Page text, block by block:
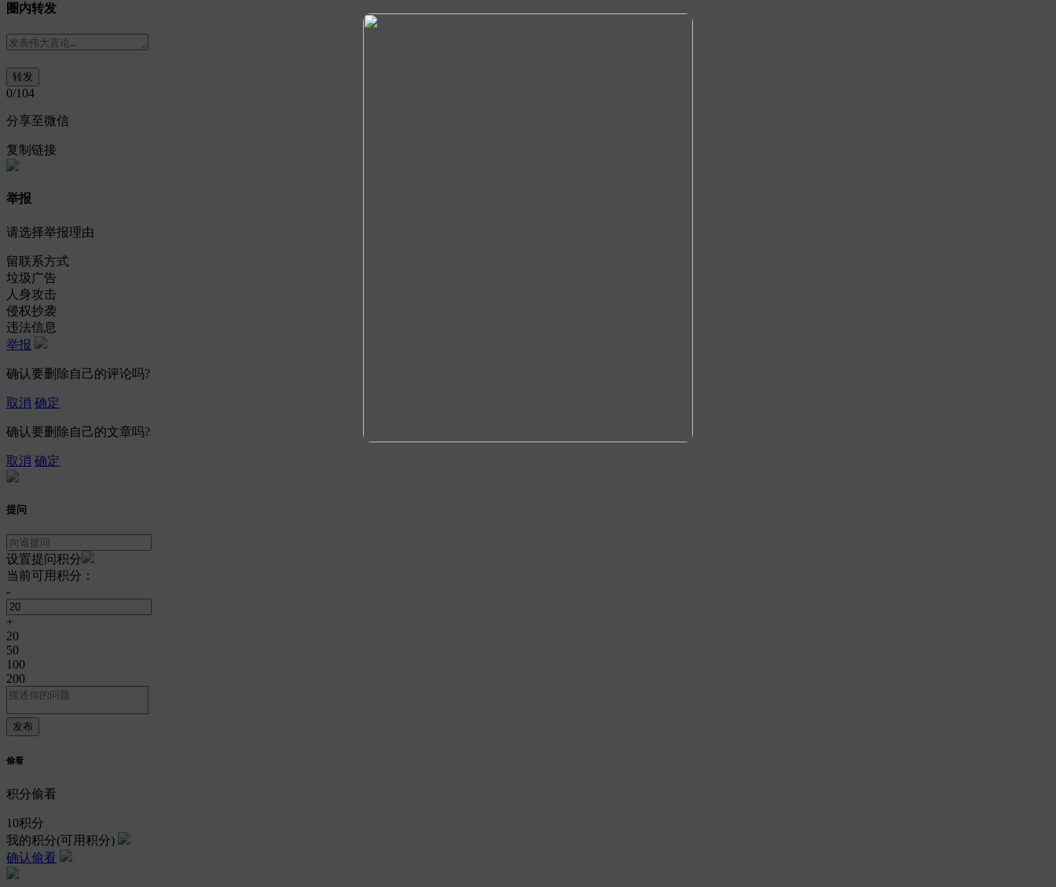
圈内转发
0/104
分享至微信
复制链接
举报
请选择举报理由
留联系方式
垃圾广告
人身攻击
侵权抄袭
违法信息
举报
确认要删除自己的评论吗?
取消 确定
确认要删除自己的文章吗?
取消 确定
提问
设置提问积分
当前可用积分：
-
+
20
50
100
200
偷看
积分偷看
10积分
我的积分(可用积分)
确认偷看